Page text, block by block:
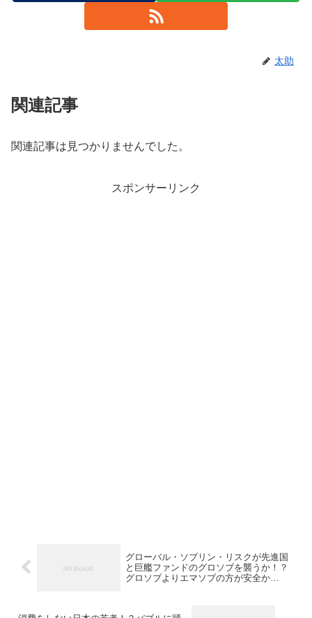
太助
関連記事
関連記事は見つかりませんでした。
スポンサーリンク
グローバル・ソブリン・リスクが先進国
と巨艦ファンドのグロソブを襲うか！？
グロソブよりエマソブの方が安全か